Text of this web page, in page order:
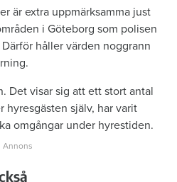
är extra uppmärksamma just
i Göteborg som polisen
håller värden noggrann
Det visar sig att ett stort antal
hyresgästen själv, har varit
omgångar under hyrestiden.